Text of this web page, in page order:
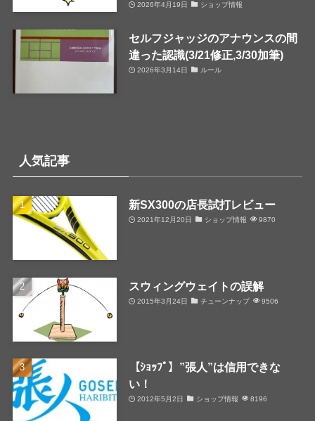
2026年4月19日 ショップ情報
セルフジャッジのアナウンスの間
違った認識(3/21修正,3/30加筆)
2026年3月14日 ルール
人気記事
新SX300の店長試打レビュー
2021年12月20日 ショップ情報 9870
スウィングウェイトの誤解
2015年3月24日 チューンナップ 9506
【ｼｮｯﾌﾟ】”張人”は信用できな
い！
2012年5月2日 ショップ情報 8196